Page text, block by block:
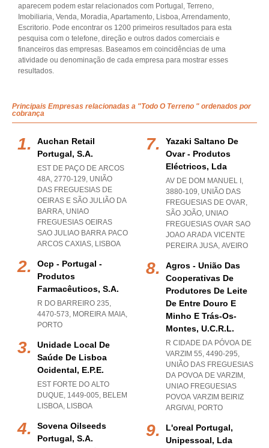
aparecem podem estar relacionados com Portugal, Terreno,
Imobiliaria, Venda, Moradia, Apartamento, Lisboa, Arrendamento,
Escritorio. Pode encontrar os 1200 primeiros resultados para esta
pesquisa com o telefone, direção e outros dados comerciais e
financeiros das empresas. Baseamos em coincidências de uma
atividade ou denominação de cada empresa para mostrar esses
resultados.
Principais Empresas relacionadas a "Todo O Terreno " ordenados por
cobrança
Auchan Retail
Portugal, S.a.
EST DE PAÇO DE ARCOS
48A, 2770-129, UNIÃO
DAS FREGUESIAS DE
OEIRAS E SÃO JULIÃO DA
BARRA, UNIAO
FREGUESIAS OEIRAS
SAO JULIAO BARRA PACO
ARCOS CAXIAS, LISBOA
Ocp - Portugal -
Produtos
Farmacêuticos, S.a.
R DO BARREIRO 235,
4470-573, MOREIRA MAIA,
PORTO
Unidade Local De
Saúde De Lisboa
Ocidental, E.p.e.
EST FORTE DO ALTO
DUQUE, 1449-005, BELEM
LISBOA, LISBOA
Sovena Oilseeds
Portugal, S.a.
Yazaki Saltano De
Ovar - Produtos
Eléctricos, Lda
AV DE DOM MANUEL I,
3880-109, UNIÃO DAS
FREGUESIAS DE OVAR,
SÃO JOÃO, UNIAO
FREGUESIAS OVAR SAO
JOAO ARADA VICENTE
PEREIRA JUSA, AVEIRO
Agros - União Das
Cooperativas De
Produtores De Leite
De Entre Douro E
Minho E Trás-Os-
Montes, U.c.r.l.
R CIDADE DA PÓVOA DE
VARZIM 55, 4490-295,
UNIÃO DAS FREGUESIAS
DA POVOA DE VARZIM ,
UNIAO FREGUESIAS
POVOA VARZIM BEIRIZ
ARGIVAI , PORTO
L'oreal Portugal,
Unipessoal, Lda